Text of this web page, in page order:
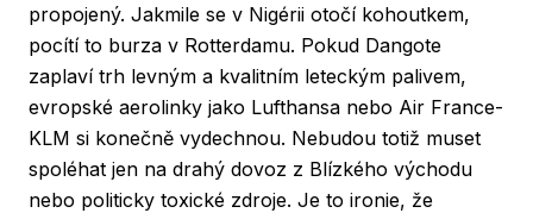
propojený. Jakmile se v Nigérii otočí kohoutkem,
pocítí to burza v Rotterdamu. Pokud Dangote
zaplaví trh levným a kvalitním leteckým palivem,
evropské aerolinky jako Lufthansa nebo Air France-
KLM si konečně vydechnou. Nebudou totiž muset
spoléhat jen na drahý dovoz z Blízkého východu
nebo politicky toxické zdroje. Je to ironie, že